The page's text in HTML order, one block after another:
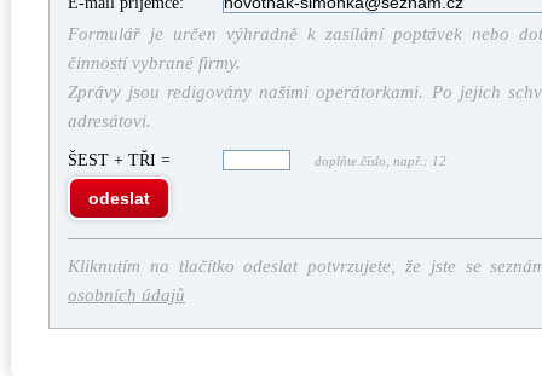
Formulář je určen výhradně k zasílání poptávek nebo
činností vybrané firmy.
Zprávy jsou redigovány našimi operátorkami. Po jejich
adresátovi.
ŠEST + TŘI = doplňte číslo, např.: 12
odeslat
Kliknutím na tlačítko odeslat potvrzujete, že jste se
osobních údajů